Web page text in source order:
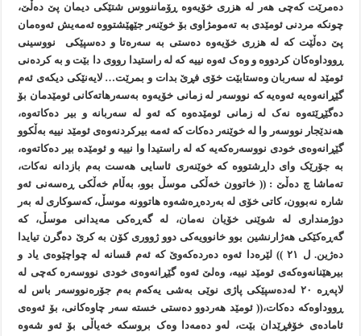
دەمرێت کەچی هەر لە هزری خۆيەوە ڕۆماننووس شتێکی ديمان پێ دەڵێ،
چونکە مردنی ئومێدی بە تەمومژاوی بۆ خوێنەر جێهێشتووە ئەمەيش ئەوەمان
پێ دەڵێت کە لە هزری خۆيەوە دەستی بە سەرەتا و دەسپێکی نووسينی
ڕووداوەکان کردووە و وەک ئەوە نييە کە لە راستيدا رووی دا بێت و بە کردەنی
ئومێد لە سەربان وەستابێت خۆی فڕێ بدات و بمرێت… لايەنێکی ديکەی ئەم
گێڕانەوەيە ئەوەيە کە نووسەر لە زمانی خۆيەوە بەسەرهاتەکانی ئومێدمان بۆ
دەگێڕێتەوە نەک لە زمانی ئومێدەوە کە ئەو لە سەربانە و بير دەکاتەوە،
هەندێجار نووسەر وا لە خوێنەر دەکات کە ئەمە بيرکردنەوەی ئومێد نييە بەڵکوو
گێڕانەوەی خودی نووسەرەکەيە کە لە راستيدا وا نييە و ئومێدە بير دەکاتەوە،
بە جۆرێک وای داڕشتووە کە خوێنەری ئاسایی هەست بەم بازدانە نەکات،
تەماشا چ دەڵێ : (( خاتوون خەڵکی موسڵ بوو، بەڵام خەڵکی ڕەسەنی ئەو
شارە نەبوون، کاتی خۆی لە بەردەڕەشەوە هاتوونە موسڵ، کەسوکاری لە بەر
دوژمنداری لە شوێنی خۆيان نەمان، لە گەڕەکی مەيدانی موسڵ، کە
گەڕەکێکی هەژارنشين بوو خانوويەکی دوو ژووری کۆن بە کرێ دەگرن تيايدا
دەژين. ل ٢١ )) لێرەدا ئەوە دەردەکەوێ کە ئەم قسانە لە چواچێوەی ياد و
بيرهێنانەوەکەی ئومێد نييە، وەلێ ئەوە گێڕانەوەی خودی نووسەرە کەچی لە
لاپەڕە ٢٠ لەدەسپێکی پاژی نوێی بەشی يەکەم بەم جۆرەنووسەر باس لە
ڕووداوەکە دەکات،(( ئومێد هەردوو دەستی خستە سەر چاوەکانی، بۆ ئەوەی
ئامادەی خۆفڕێدان بێت، لەو دەمەدا وەک بروسکە خەياڵی بۆ ئەو شەوە